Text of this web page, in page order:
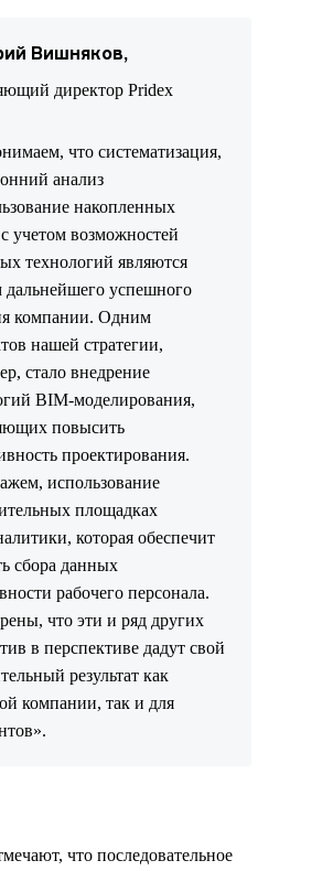
Вишняков,
директор Pridex
что систематизация,
анализ
накопленных
учетом возможностей
технологий являются
дальнейшего успешного
компании. Одним
нашей стратегии,
стало внедрение
BIM-моделирования,
повысить
проектирования.
использование
площадках
которая обеспечит
сбора данных
рабочего персонала.
что эти и ряд других
в перспективе дадут свой
результат как
компании, так и для
что последовательное